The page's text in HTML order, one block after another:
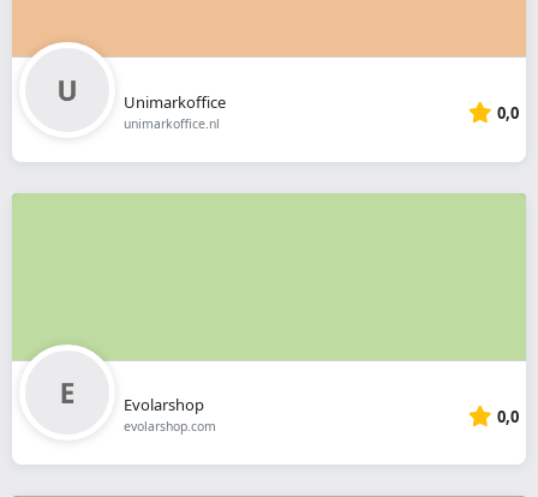
Unimarkoffice
unimarkoffice.nl 0,0
Evolarshop
evolarshop.com 0,0